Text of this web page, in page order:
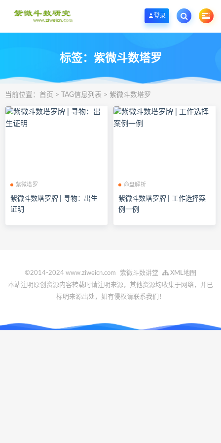
欢迎您光临紫微斗数学堂，一个优质的紫微斗数研究学习基地。
登录
标签：紫微斗数塔罗
当前位置： 首页 > TAG信息列表 > 紫微斗数塔罗
紫微塔罗
紫微斗数塔罗牌 | 寻物：出生
证明
命盘解析
紫微斗数塔罗牌 | 工作选择案
例一例
©2014-2024 www.ziweicn.com 紫微斗数讲堂
XML地图
本站注明原创资源内容转载时请注明来源，其他资源均收集于网络，并已
标明来源出处，如有侵权请联系我们！